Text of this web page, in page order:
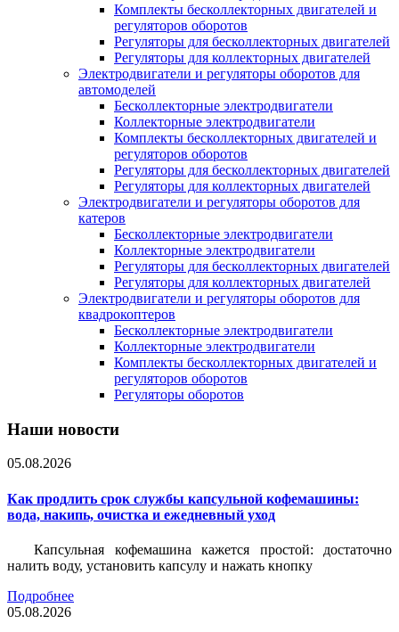
Комплекты бесколлекторных двигателей и
регуляторов оборотов
Регуляторы для бесколлекторных двигателей
Регуляторы для коллекторных двигателей
Электродвигатели и регуляторы оборотов для
автомоделей
Бесколлекторные электродвигатели
Коллекторные электродвигатели
Комплекты бесколлекторных двигателей и
регуляторов оборотов
Регуляторы для бесколлекторных двигателей
Регуляторы для коллекторных двигателей
Электродвигатели и регуляторы оборотов для
катеров
Бесколлекторные электродвигатели
Коллекторные электродвигатели
Регуляторы для бесколлекторных двигателей
Регуляторы для коллекторных двигателей
Электродвигатели и регуляторы оборотов для
квадрокоптеров
Бесколлекторные электродвигатели
Коллекторные электродвигатели
Комплекты бесколлекторных двигателей и
регуляторов оборотов
Регуляторы оборотов
Наши новости
05.08.2026
Как продлить срок службы капсульной кофемашины:
вода, накипь, очистка и ежедневный уход
Капсульная кофемашина кажется простой: достаточно
налить воду, установить капсулу и нажать кнопку
Подробнее
05.08.2026